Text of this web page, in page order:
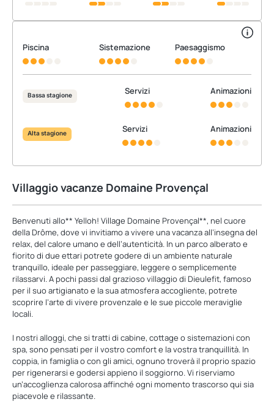
Piscina Sistemazione Paesaggismo
Bassa stagione Servizi Animazioni
Alta stagione Servizi Animazioni
Villaggio vacanze Domaine Provençal
Benvenuti allo** Yelloh! Village Domaine Provençal**, nel cuore
della Drôme, dove vi invitiamo a vivere una vacanza all’insegna del
relax, del calore umano e dell’autenticità. In un parco alberato e
fiorito di due ettari potrete godere di un ambiente naturale
tranquillo, ideale per passeggiare, leggere o semplicemente
rilassarvi. A pochi passi dal grazioso villaggio di Dieulefit, famoso
per il suo artigianato e la sua atmosfera accogliente, potrete
scoprire l’arte di vivere provenzale e le sue piccole meraviglie
locali.
I nostri alloggi, che si tratti di cabine, cottage o sistemazioni con
spa, sono pensati per il vostro comfort e la vostra tranquillità. In
coppia, in famiglia o con gli amici, ognuno troverà il proprio spazio
per rigenerarsi e godersi appieno il soggiorno. Vi riserviamo
un’accoglienza calorosa affinché ogni momento trascorso qui sia
piacevole e rilassante.